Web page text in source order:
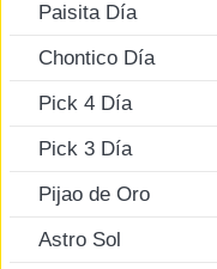
Paisita Día
Chontico Día
Pick 4 Día
Pick 3 Día
Pijao de Oro
Astro Sol